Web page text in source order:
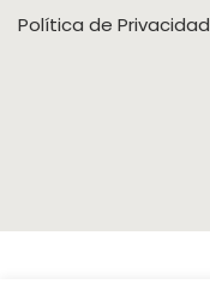
Política de Privacidad